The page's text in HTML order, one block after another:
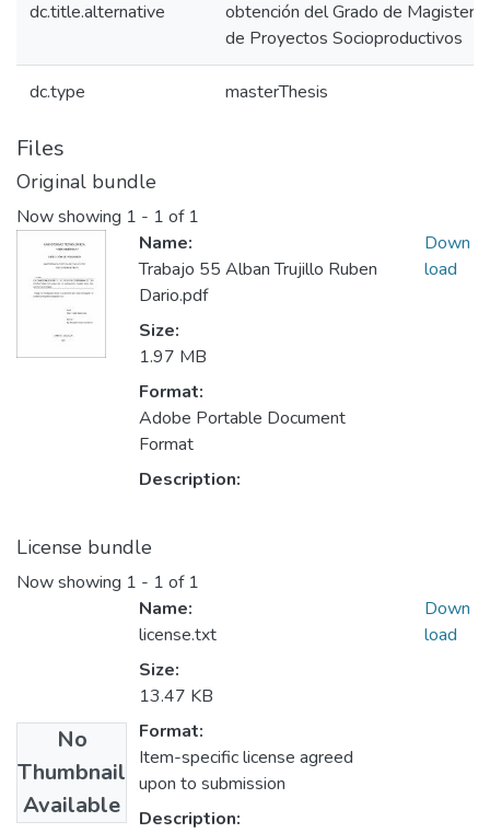
dc.title.alternative
obtención del Grado de Magister
de Proyectos Socioproductivos
dc.type masterThesis
Files
Original bundle
Now showing 1 - 1 of 1
Name:
Trabajo 55 Alban Trujillo Ruben
Dario.pdf
Size:
1.97 MB
Format:
Adobe Portable Document
Format
Description:
Down
load
License bundle
Now showing 1 - 1 of 1
No
Thumbnail
Available
Name:
license.txt
Size:
13.47 KB
Format:
Item-specific license agreed
upon to submission
Description:
Down
load